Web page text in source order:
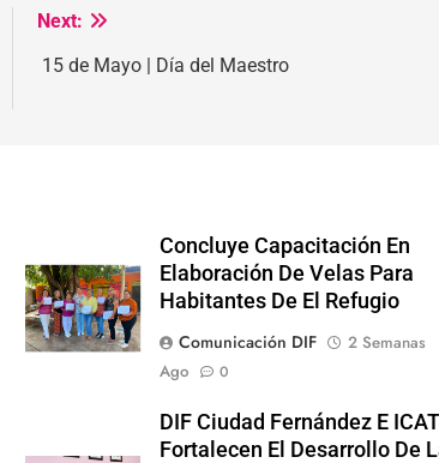
Next:
15 de Mayo | Día del Maestro
Concluye Capacitación En
Elaboración De Velas Para
Habitantes De El Refugio
Comunicación DIF
2 Semanas
Ago
0
DIF Ciudad Fernández E ICAT
Fortalecen El Desarrollo De